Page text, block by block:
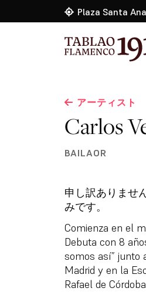
Plaza Santa
アーティスト
Carlos
BAILAOR
申し訳ありませ
みです。
Comienza en el
Debuta con 8
somos así” junto
Madrid y en la
Rafael de